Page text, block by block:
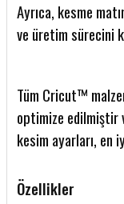
Ayrıca, kesme
ve üretim sürecini
Tüm Cricut™
optimize edilmiştir
kesim ayarları, en
Özellikler